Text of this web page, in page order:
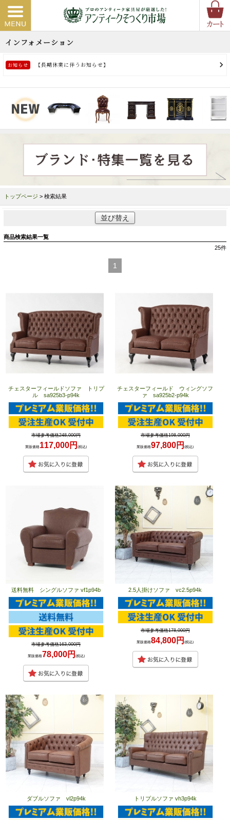
トップページ > 検索結果
並び替え
商品検索結果一覧
25件
1
チェスターフィールドソファ トリプ
ル sa925b3-p94k
市場参考価格248,000円
業販価格117,000円(税込)
チェスターフィールド ウィングソフ
ァ sa925b2-p94k
市場参考価格198,000円
業販価格97,800円(税込)
送料無料 シングルソファ vf1p94b
市場参考価格163,000円
業販価格78,000円 (税込)
2.5人掛けソファ vc2.5p94k
市場参考価格178,000円
業販価格84,800円(税込)
ダブルソファ vl2p94k トリプルソファ vh3p94k